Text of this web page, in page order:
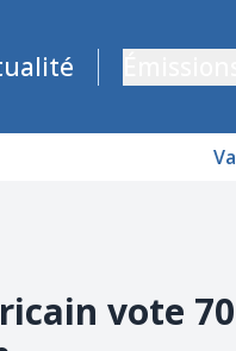
Vaud et Fribourg
vote